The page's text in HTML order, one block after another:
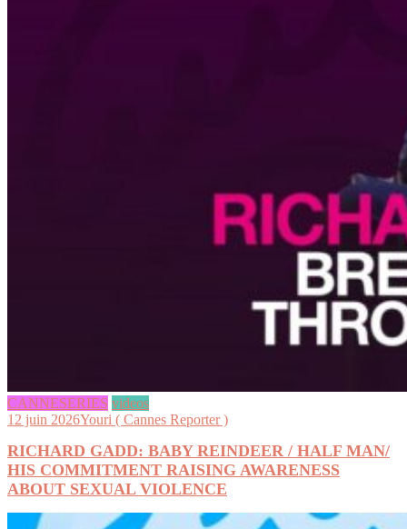
CANNESERIES videos
12 juin 2026Youri ( Cannes Reporter )
RICHARD GADD: BABY REINDEER / HALF MAN/
HIS COMMITMENT RAISING AWARENESS
ABOUT SEXUAL VIOLENCE